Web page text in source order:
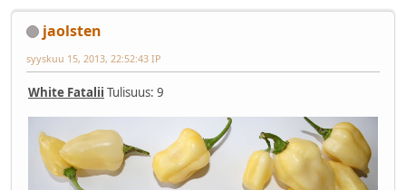
jaolsten
syyskuu 15, 2013, 22:52:43 IP
White Fatalii Tulisuus: 9